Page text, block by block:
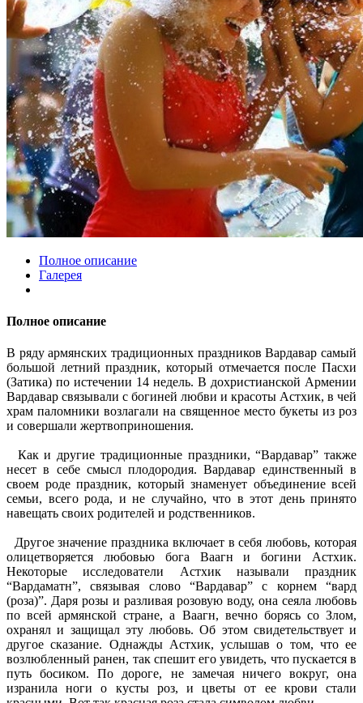
Полное описание
Галерея
Полное описание
В ряду армянских традиционных праздников Вардавар самый
большой летний праздник, который отмечается после Пасхи
(Затика) по истечении 14 недель. В дохристианской Армении
Вардавар связывали с богиней любви и красоты Астхик, в чей
храм паломники возлагали на священное место букеты из роз
и совершали жертвоприношения.
Как и другие традиционные праздники, “Вардавар” также
несет в себе смысл плодородия. Вардавар единственный в
своем роде праздник, который знаменует объединение всей
семьи, всего рода, и не случайно, что в этот день принято
навещать своих родителей и родственников.
Другое значение праздника включает в себя любовь, которая
олицетворяется любовью бога Ваагн и богини Астхик.
Некоторые исследователи Астхик называли праздник
“Вардаматн”, связывая слово “Вардавар” с корнем “вард
(роза)”. Даря розы и разливая розовую воду, она сеяла любовь
по всей армянской стране, а Ваагн, вечно борясь со Злом,
охранял и защищал эту любовь. Об этом свидетельствует и
другое сказание. Однажды Астхик, услышав о том, что ее
возлюбленный ранен, так спешит его увидеть, что пускается в
путь босиком. По дороге, не замечая ничего вокруг, она
изранила ноги о кусты роз, и цветы от ее крови стали